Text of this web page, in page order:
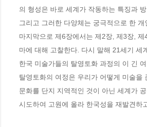
의 형성은 바로 세계가 작동하는 특징과
그리고 그러한 다양체는 궁극적으로 한
마지막으로 제6장에서는 제2장, 제3장,
마에 대해 고찰한다. 다시 말해 21세기 세
한국 미술가들의 탈영토화 과정의 이 긴
탈영토화의 여정은 우리가 어떻게 미술을
문화를 단지 지역적인 것이 아닌 세계가
시도하여 고원에 올라 한국성을 재발견하